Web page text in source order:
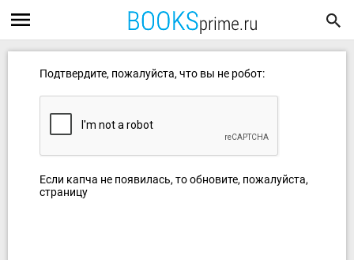
Подтвердите, пожалуйста, что вы не робот:
Если капча не появилась, то обновите, пожалуйста,
страницу